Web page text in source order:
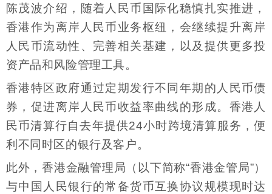
陈茂波介绍，随着人民币国际化稳慎扎实推进，
香港作为离岸人民币业务枢纽，会继续提升离岸
人民币流动性、完善相关基建，以及提供更多投
资产品和风险管理工具。
香港特区政府通过定期发行不同年期的人民币债
券，促进离岸人民币收益率曲线的形成。香港人
民币清算行自去年提供24小时跨境清算服务，便
利不同时区的银行及客户。
此外，香港金融管理局（以下简称“香港金管局”）
与中国人民银行的常备货币互换协议规模现时达